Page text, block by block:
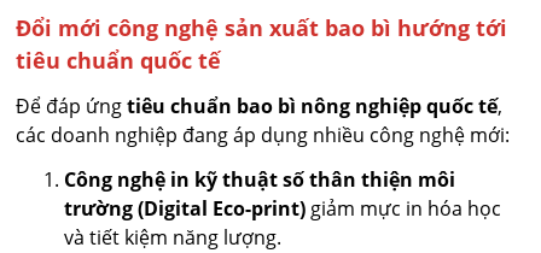
Đổi mới công nghệ sản xuất bao bì hướng tới
tiêu chuẩn quốc tế
Để đáp ứngtiêu chuẩn bao bì nông nghiệp quốc tế,
các doanh nghiệp đang áp dụng nhiều công nghệ mới:
Công nghệ in kỹ thuật số thân thiện môi
trường (Digital Eco-print) giảm mực in hóa học
và tiết kiệm năng lượng.